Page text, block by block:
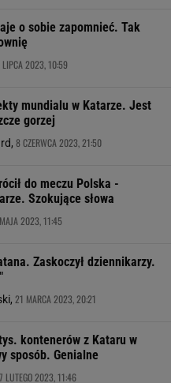
o sobie zapomnieć. Tak
2023, 10:59
mundialu w Katarze. Jest
gorzej
8 CZERWCA 2023, 21:50
do meczu Polska -
Szokujące słowa
2023, 11:45
Zaskoczył dziennikarzy.
21 MARCA 2023, 20:21
kontenerów z Kataru w
sposób. Genialne
LUTEGO 2023, 11:46